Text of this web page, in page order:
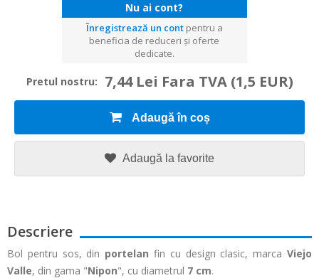
Nu ai cont?
Înregistrează un contpentru a
beneficia de reduceri și oferte
dedicate.
Pretul nostru: 7,44 Lei Fara TVA (1,5 EUR)
Adaugă în coș
Adaugă la favorite
Descriere
Bol pentru sos, din portelan fin cu design clasic, marcaViejo
Valle, din gama "Nipon", cu diametrul 7 cm.